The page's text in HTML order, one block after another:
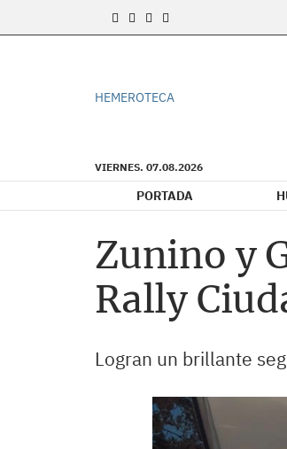
HEMEROTECA
VIERNES. 07.08.2026
PORTADA
Zunino y
Rally
Logran un brillante